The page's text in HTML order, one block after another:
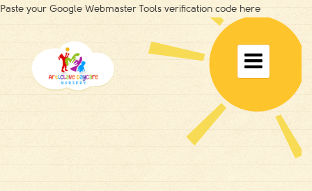
Paste your Google Webmaster Tools verification code here
Toggle
